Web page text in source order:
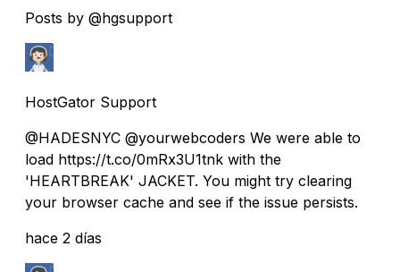
Posts by @hgsupport
HostGator Support
@HADESNYC @yourwebcoders We were able to
load https://t.co/0mRx3U1tnk with the
'HEARTBREAK' JACKET. You might try clearing
your browser cache and see if the issue persists.
hace 2 días